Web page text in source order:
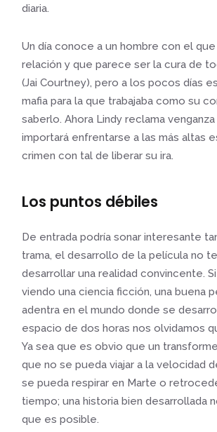
diaria.
Un día conoce a un hombre con el
relación y que parece ser la cura de
(Jai Courtney), pero a los pocos días
mafia para la que trabajaba como su
saberlo. Ahora Lindy reclama
importará enfrentarse a las más altas
crimen con tal de liberar su ira.
Los puntos débiles
De entrada podría sonar interesante
trama, el desarrollo de la película no
desarrollar una realidad convincente.
viendo una ciencia ficción, una buena
adentra en el mundo donde se
espacio de dos horas nos olvidamos
Ya sea que es obvio que un
que no se pueda viajar a la velocidad
se pueda respirar en Marte o
tiempo; una historia bien desarrollada
que es posible.